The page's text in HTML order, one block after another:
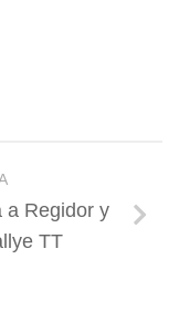
a Regidor y
TT